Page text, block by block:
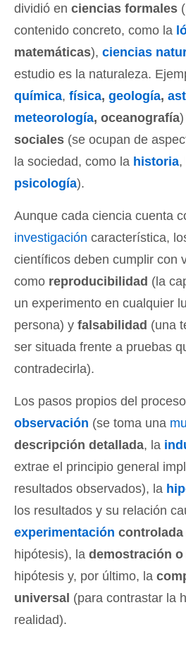
dividió en ciencias formales
contenido concreto, como la
matemáticas), ciencias
estudio es la naturaleza.
química, física, geología,
meteorología, oceanografía
sociales (se ocupan de
la sociedad, como la historia,
psicología).
Aunque cada ciencia cuenta
investigación característica,
científicos deben cumplir con
como reproducibilidad (la
un experimento en cualquier
persona) y falsabilidad (una
ser situada frente a pruebas
contradecirla).
Los pasos propios del
observación (se toma una
descripción detallada, la
extrae el principio general
resultados observados), la
los resultados y su relación
experimentación controlada
hipótesis), la demostración
hipótesis y, por último, la
universal (para contrastar la
realidad).